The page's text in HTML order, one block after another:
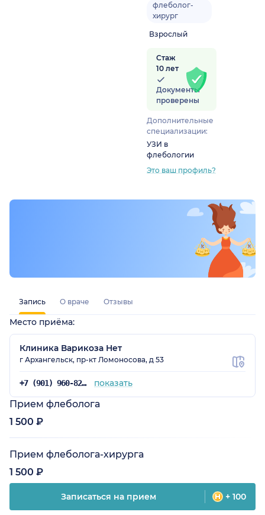
флеболог-
хирург
Взрослый
Стаж
10 лет
Документы
проверены
Дополнительные
специализации:
УЗИ в
флебологии
Это ваш профиль?
Запись О враче Отзывы
Место приёма:
Клиника Варикоза Нет
г Архангельск, пр-кт Ломоносова, д 53
+7 (901) 960-82-49 показать
Прием флеболога
1 500 ₽
Прием флеболога-хирурга
1 500 ₽
Записаться на прием + 100